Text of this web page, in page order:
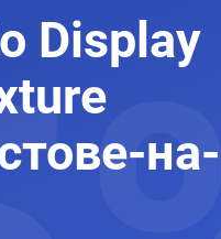
Display
на-